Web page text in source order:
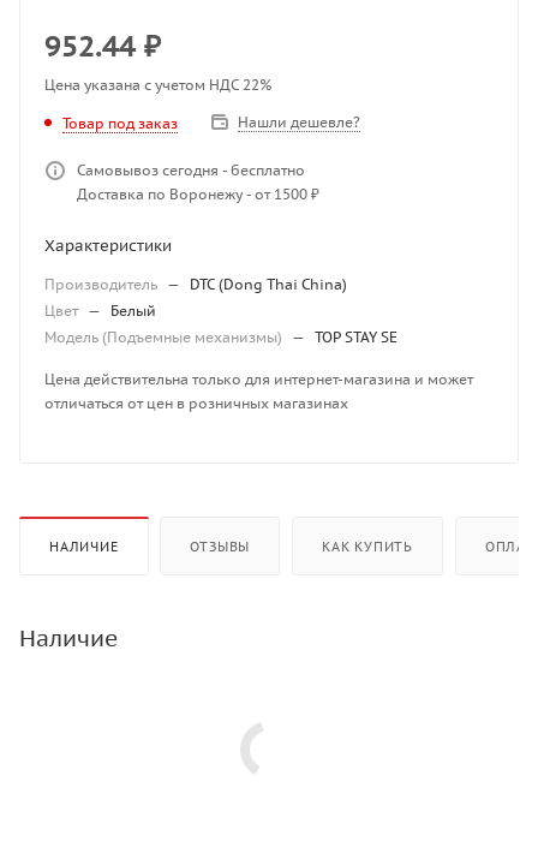
952.44 ₽
Цена указана с учетом НДС 22%
Товар под заказ Нашли дешевле?
Самовывоз сегодня - бесплатно
Доставка по Воронежу - от 1500 ₽
Характеристики
Производитель —
DTC (Dong Thai China)
Цвет —
Белый
Модель (Подъемные механизмы)
— TOP STAY SE
Цена действительна только для интернет-магазина и может
отличаться от цен в розничных магазинах
НАЛИЧИЕ ОТЗЫВЫ КАК КУПИТЬ
Наличие